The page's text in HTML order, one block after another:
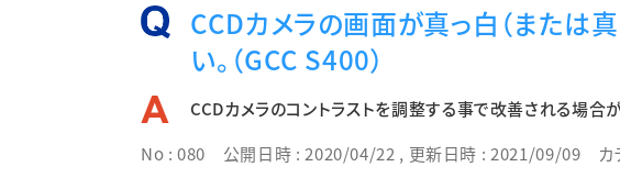
CCDカメラの画面が真っ白（または
い。（GCC S400）
CCDカメラのコントラストを調整する事で改善される場合が
No : 080 公開日時 : 2020/04/22 , 更新日時 : 2021/09/09